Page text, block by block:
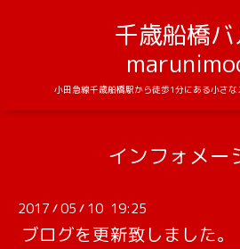
千歳船橋
小田急線千歳船橋駅から徒歩1分にある小さな
インフォメー
2017 /05 / 10 19:25
ブログを更新致しました。